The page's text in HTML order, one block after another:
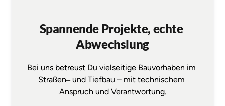
Spannende Projekte, echte
Abwechslung
Bei uns betreust Du vielseitige Bauvorhaben
Straßen‒ und Tiefbau – mit
Anspruch und Verantwortung.